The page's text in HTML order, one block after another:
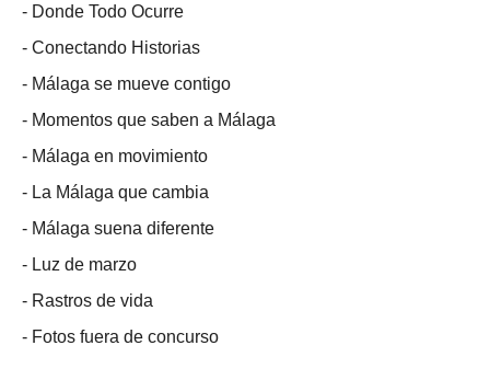
- Donde Todo Ocurre
- Conectando Historias
- Málaga se mueve contigo
- Momentos que saben a Málaga
- Málaga en movimiento
- La Málaga que cambia
- Málaga suena diferente
- Luz de marzo
- Rastros de vida
- Fotos fuera de concurso